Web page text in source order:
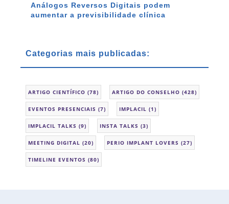
Análogos Reversos Digitais podem
aumentar a previsibilidade clínica
Categorias mais publicadas:
ARTIGO CIENTÍFICO (78) ARTIGO DO CONSELHO (428)
EVENTOS PRESENCIAIS (7) IMPLACIL (1)
IMPLACIL TALKS (9) INSTA TALKS (3)
MEETING DIGITAL (20) PERIO IMPLANT LOVERS (27)
TIMELINE EVENTOS (80)